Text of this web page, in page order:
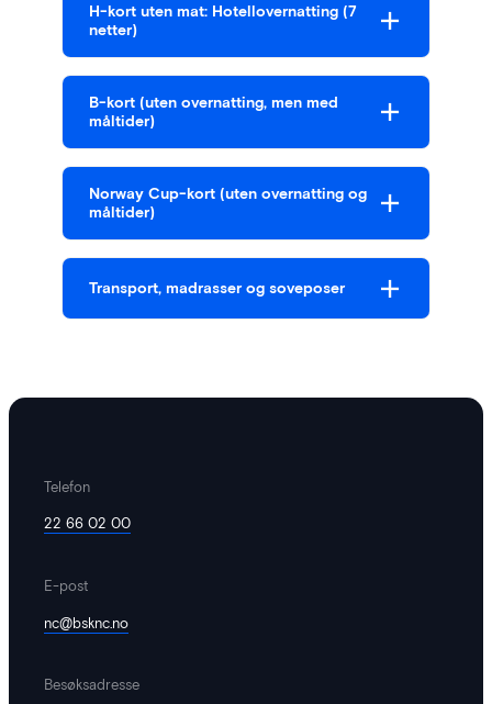
H-kort uten mat: Hotellovernatting (7
netter)
B-kort (uten overnatting, men med
måltider)
Norway Cup-kort (uten overnatting og
måltider)
Transport, madrasser og soveposer
Telefon
22 66 02 00
E-post
nc@bsknc.no
Besøksadresse